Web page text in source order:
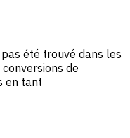
pas été trouvé dans les
de
en tant